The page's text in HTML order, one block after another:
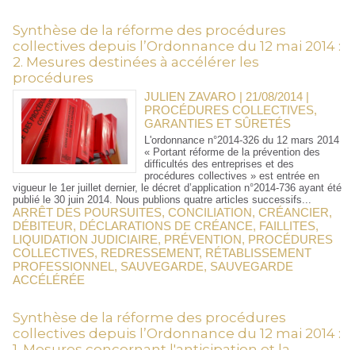
Synthèse de la réforme des procédures
collectives depuis l’Ordonnance du 12 mai 2014 :
2. Mesures destinées à accélérer les
procédures
JULIEN ZAVARO | 21/08/2014 |
PROCÉDURES COLLECTIVES,
GARANTIES ET SÛRETÉS
L'ordonnance n°2014-326 du 12 mars 2014
« Portant réforme de la prévention des
difficultés des entreprises et des
procédures collectives » est entrée en
vigueur le 1er juillet dernier, le décret d’application n°2014-736 ayant été
publié le 30 juin 2014. Nous publions quatre articles successifs...
ARRÊT DES POURSUITES, CONCILIATION, CRÉANCIER,
DÉBITEUR, DÉCLARATIONS DE CRÉANCE, FAILLITES,
LIQUIDATION JUDICIAIRE, PRÉVENTION, PROCÉDURES
COLLECTIVES, REDRESSEMENT, RÉTABLISSEMENT
PROFESSIONNEL , SAUVEGARDE, SAUVEGARDE
ACCÉLÉRÉE
Synthèse de la réforme des procédures
collectives depuis l’Ordonnance du 12 mai 2014 :